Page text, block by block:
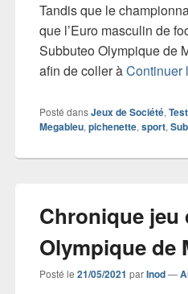
Tandis que le
que l’Euro masculin de
Subbuteo Olympique de
afin de coller àContinuer
Posté dansJeux de Société,
Megableu, pichenette, sport,
Chronique jeu
Olympique de
Posté le 21/05/2021 parInod—